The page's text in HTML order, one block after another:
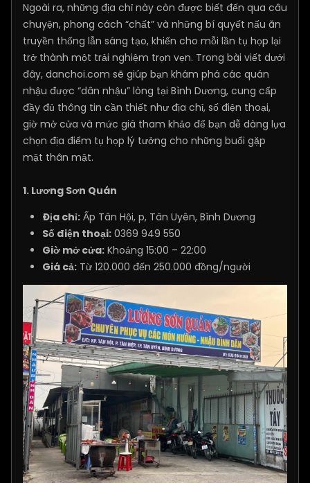
Ngoài ra, những địa chỉ này còn được biết đến qua câu
chuyện, phong cách “chất” và những bí quyết nấu ăn
truyền thống lẫn sáng tạo, khiến cho mỗi lần tụ họp lại
trở thành một trải nghiệm trọn vẹn. Trong bài viết dưới
đây, danchoi.com sẽ giúp bạn khám phá các quán
nhậu được “dân nhậu” lòng tại Bình Dương, cung cấp
đầy đủ thông tin cần thiết như địa chỉ, số điện thoại,
giờ mở cửa và mức giá tham khảo để bạn dễ dàng lựa
chọn địa điểm tụ họp lý tưởng cho những buổi gặp
mặt thân mật.
1. Lương Sơn Quán
Địa chỉ: Ấp Tân Hội, p, Tân Uyên, Bình Dương
Số điện thoại: 0369 949 550
Giờ mở cửa: Khoảng 15:00 – 22:00
Giá cả: Từ 120.000 đến 250.000 đồng/người